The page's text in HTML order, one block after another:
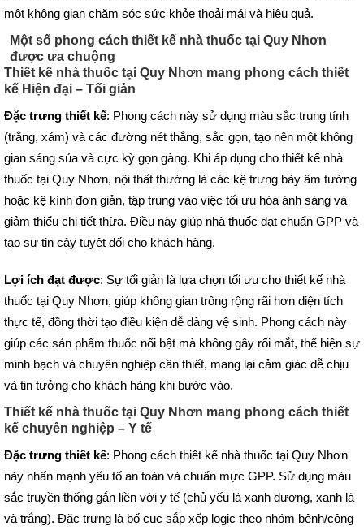
một không gian chăm sóc sức khỏe thoải mái và hiệu quả.
Một số phong cách thiết kế nhà thuốc tại Quy Nhơn
được ưa chuộng
Thiết kế nhà thuốc tại Quy Nhơn mang phong cách thiết
kế Hiện đại – Tối giản
Đặc trưng thiết kế: Phong cách này sử dụng màu sắc trung tính
(trắng, xám) và các đường nét thẳng, sắc gọn, tạo nên một không
gian sáng sủa và cực kỳ gọn gàng. Khi áp dụng cho thiết kế nhà
thuốc tại Quy Nhơn, nội thất thường là các kệ trưng bày âm tường
hoặc kệ kính đơn giản, tập trung vào việc tối ưu hóa ánh sáng và
giảm thiểu chi tiết thừa. Điều này giúp nhà thuốc đạt chuẩn GPP và
tạo sự tin cậy tuyệt đối cho khách hàng.
Lợi ích đạt được: Sự tối giản là lựa chọn tối ưu cho thiết kế nhà
thuốc tại Quy Nhơn, giúp không gian trông rộng rãi hơn diện tích
thực tế, đồng thời tạo điều kiện dễ dàng vệ sinh. Phong cách này
giúp các sản phẩm thuốc nổi bật mà không gây rối mắt, thể hiện sự
minh bạch và chuyên nghiệp cần thiết, mang lại cảm giác dễ chịu
và tin tưởng cho khách hàng khi bước vào.
Thiết kế nhà thuốc tại Quy Nhơn mang phong cách thiết
kế chuyên nghiệp – Y tế
Đặc trưng thiết kế: Phong cách thiết kế nhà thuốc tại Quy Nhơn
này nhấn mạnh yếu tố an toàn và chuẩn mực GPP. Sử dụng màu
sắc truyền thống gắn liền với y tế (chủ yếu là xanh dương, xanh lá
và trắng). Đặc trưng là bố cục sắp xếp logic theo nhóm bệnh/công